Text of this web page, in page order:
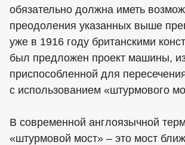
обязательно должна иметь
преодоления указанных выше
уже в 1916 году британскими
был предложен проект машины,
приспособленной для
с использованием «штурмового
В современной англоязычной
«штурмовой мост» – это мост